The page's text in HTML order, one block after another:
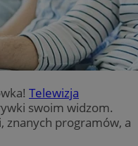
Telewizja
swoim widzom.
znanych programów, a